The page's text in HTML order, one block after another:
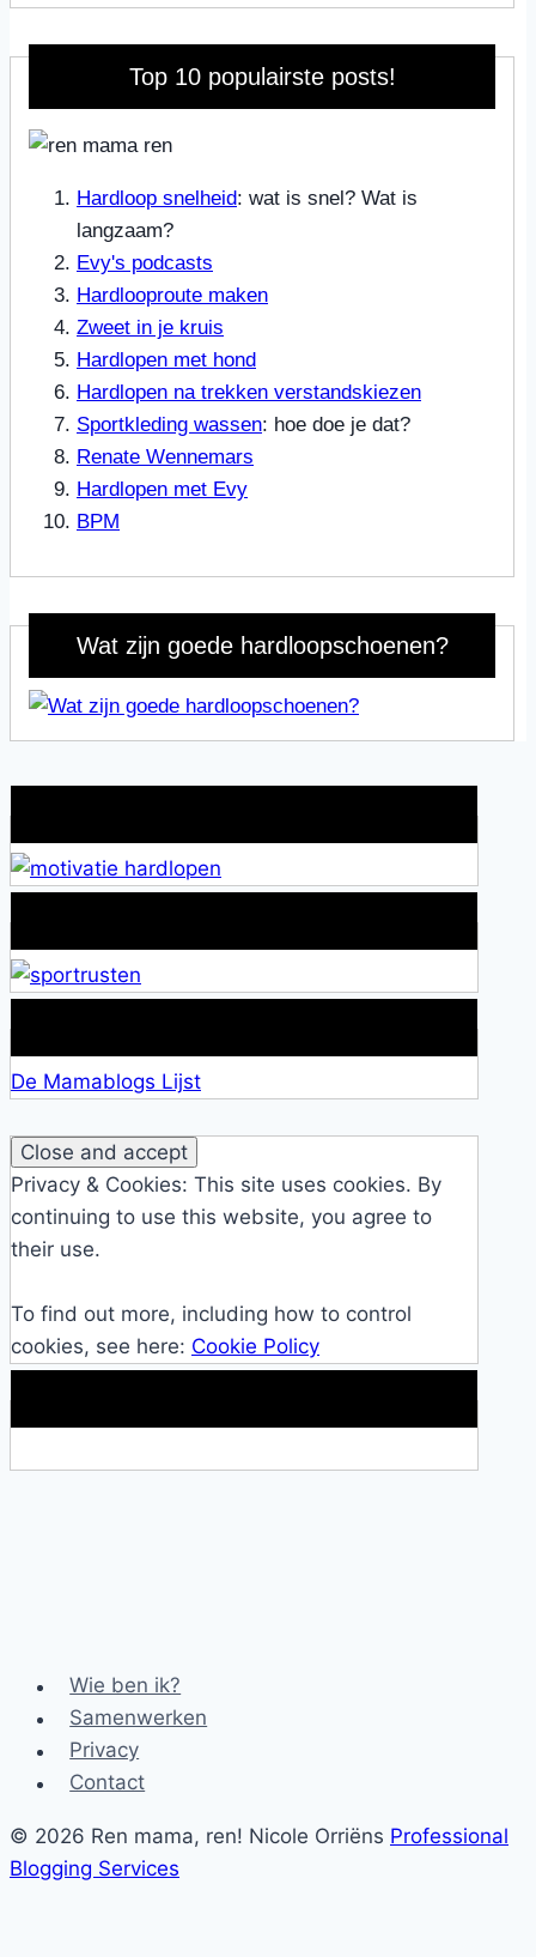
Top 10 populairste posts!
Hardloop snelheid: wat is snel? Wat is
langzaam?
Evy's podcasts
Hardlooproute maken
Zweet in je kruis
Hardlopen met hond
Hardlopen na trekken verstandskiezen
Sportkleding wassen: hoe doe je dat?
Renate Wennemars
Hardlopen met Evy
BPM
Wat zijn goede hardloopschoenen?
De Mamablogs Lijst
Privacy & Cookies: This site uses cookies. By
continuing to use this website, you agree to
their use.
To find out more, including how to control
cookies, see here: Cookie Policy
Wie ben ik?
Samenwerken
Privacy
Contact
© 2026 Ren mama, ren! Nicole Orriëns Professional
Blogging Services